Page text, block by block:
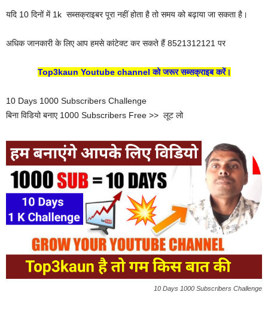
यदि 10 दिनों में 1k सब्सक्राइबर पूरा नहीं होता है तो समय को बढ़ाया जा सकता है।
अधिक जानकारी के लिए आप हमसे कांटेक्ट कर सकते हैं 8521312121 पर
Top3kaun Youtube channel को जरूर सब्सक्राइब करें।
10 Days 1000 Subscribers Challenge
बिना विडियो बनाए 1000 Subscribers Free >> लूट लो
10 Days 1000 Subscribers Challenge